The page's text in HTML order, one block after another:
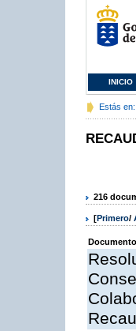
INICIO
Estás en:
216
[Primero/